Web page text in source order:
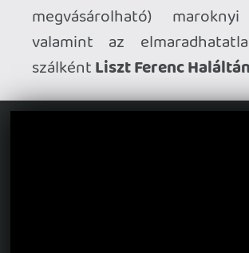
PLATFORMPC, Quest [2024], PS VR2
(tesztelt)
FEJLESZTŐ/KIADÓ
Double Jack |
MEGJELENÉS2025. június
20. |ÁR25 EUR (standard), 45 EUR